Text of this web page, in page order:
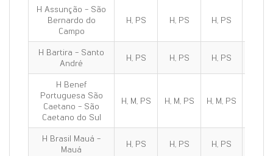
H Assunção - São
Bernardo do
Campo
H, PS H, PS H, PS
H Bartira - Santo
André
H, PS H, PS H, PS
H Benef
Portuguesa São
Caetano - São
Caetano do Sul
H, M, PS H, M, PS H, M, PS
H Brasil Mauá -
Mauá
H, PS H, PS H, PS